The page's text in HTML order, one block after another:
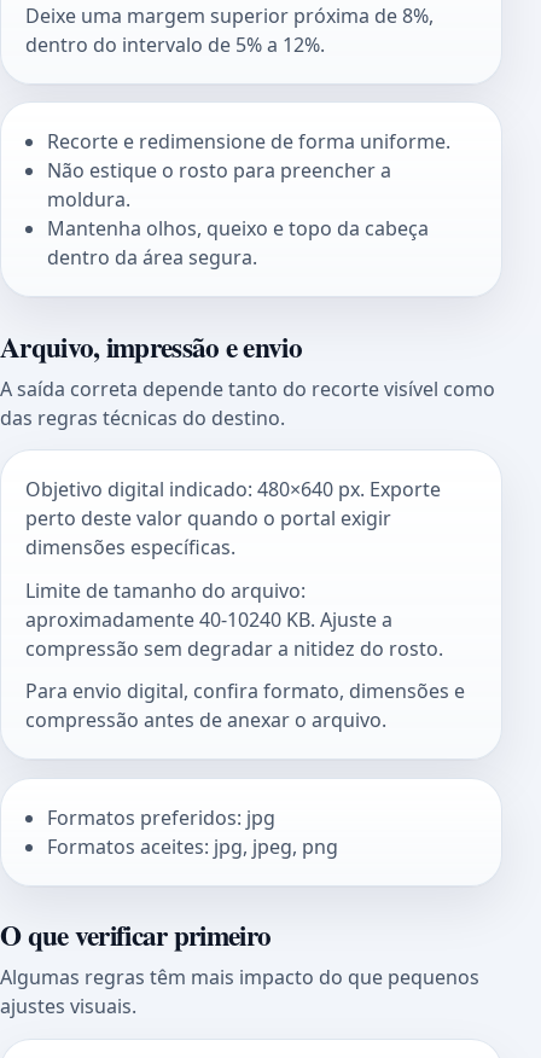
Deixe uma margem superior próxima de 8%,
dentro do intervalo de 5% a 12%.
Recorte e redimensione de forma uniforme.
Não estique o rosto para preencher a
moldura.
Mantenha olhos, queixo e topo da cabeça
dentro da área segura.
Arquivo, impressão e envio
A saída correta depende tanto do recorte visível como
das regras técnicas do destino.
Objetivo digital indicado: 480×640 px. Exporte
perto deste valor quando o portal exigir
dimensões específicas.
Limite de tamanho do arquivo:
aproximadamente 40-10240 KB. Ajuste a
compressão sem degradar a nitidez do rosto.
Para envio digital, confira formato, dimensões e
compressão antes de anexar o arquivo.
Formatos preferidos: jpg
Formatos aceites: jpg, jpeg, png
O que verificar primeiro
Algumas regras têm mais impacto do que pequenos
ajustes visuais.